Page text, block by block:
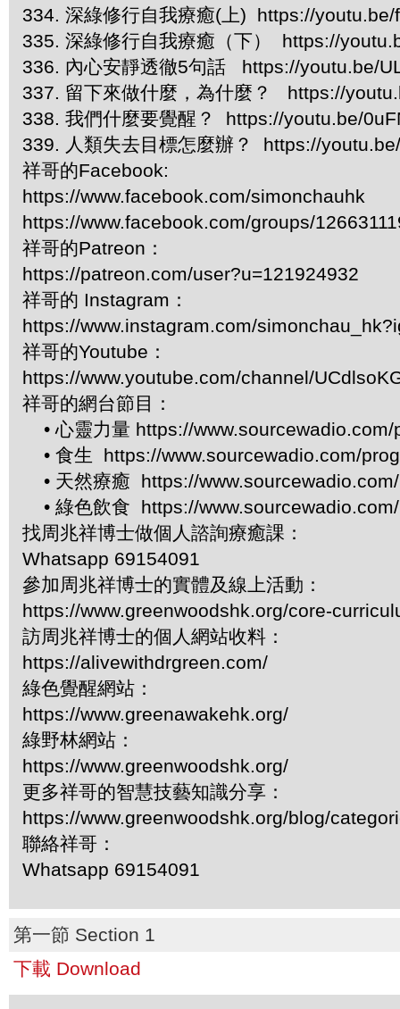
334. 深綠修行自我療癒(上) https://youtu.be/
335. 深綠修行自我療癒（下） https://
336. 內心安靜透徹5句話 https://youtu.be/
337. 留下來做什麼，為什麼？ https://
338. 我們什麼要覺醒？ https://youtu.be/
339. 人類失去目標怎麼辦？ https://
祥哥的Facebook:
https://www.facebook.com/simonchauhk
https://www.facebook.com/groups/
祥哥的Patreon：
https://patreon.com/user?u=121924932
祥哥的 Instagram：
https://www.instagram.com/
祥哥的Youtube：
https://www.youtube.com/channel/
祥哥的網台節目：
• 心靈力量 https://
• 食生 https://www.sourcewadio.com/
• 天然療癒 https://
• 綠色飲食 https://
找周兆祥博士做個人諮詢療癒課：
Whatsapp 69154091
參加周兆祥博士的實體及線上活動：
https://www.greenwoodshk.org/core-
訪周兆祥博士的個人網站收料：
https://alivewithdrgreen.com/
綠色覺醒網站：
https://www.greenawakehk.org/
綠野林網站：
https://www.greenwoodshk.org/
更多祥哥的智慧技藝知識分享：
https://www.greenwoodshk.org/blog/
聯絡祥哥：
Whatsapp 69154091
第一節 Section 1
下載 Download